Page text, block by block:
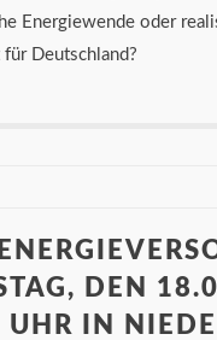
Energiewende oder
Deutschland?
DEN
IN